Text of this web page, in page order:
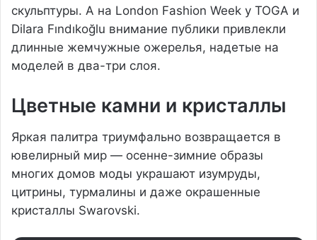
скульптуры. А на London Fashion Week у TOGA и
Dilara Fındıkoğlu внимание публики привлекли
длинные жемчужные ожерелья, надетые на
моделей в два-три слоя.
Цветные камни и кристаллы
Яркая палитра триумфально возвращается в
ювелирный мир — осенне-зимние образы
многих домов моды украшают изумруды,
цитрины, турмалины и даже окрашенные
кристаллы Swarovski.